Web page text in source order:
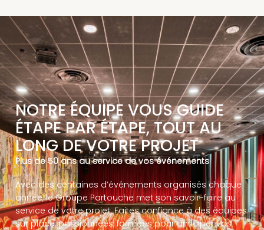
NOTRE ÉQUIPE VOUS GUIDE
ÉTAPE PAR ÉTAPE, TOUT AU
LONG DE VOTRE PROJET
Plus de 50 ans au service de vos événements
Avec des centaines d’événements organisés chaque
année, le Groupe Partouche met son savoir-faire au
service de votre projet. Faites confiance à des équipes
sur place, passionnées, formées pour anticiper vos